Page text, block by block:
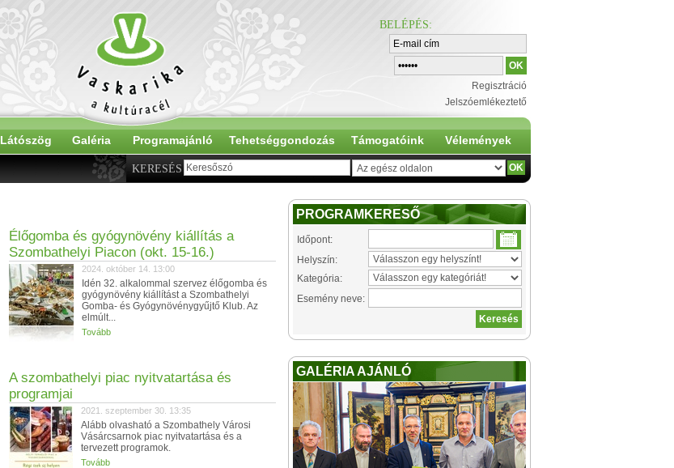
BELÉPÉS:
Regisztráció
Jelszóemlékeztető
Látószög Galéria Programajánló Tehetséggondozás Támogatóink Vélemények
KERESÉS
Élőgomba és gyógynövény kiállítás a
Szombathelyi Piacon (okt. 15-16.)
2024. október 14. 13:00
Idén 32. alkalommal szervez élőgomba és
gyógynövény kiállítást a Szombathelyi
Gomba- és Gyógynövénygyűjtő Klub. Az
elmúlt...
Tovább
A szombathelyi piac nyitvatartása és
programjai
2021. szeptember 30. 13:35
Alább olvasható a Szombathely Városi
Vásárcsarnok piac nyitvatartása és a
tervezett programok.
Tovább
PROGRAMKERESŐ
Időpont:
Helyszín:
Kategória:
Esemény neve:
GALÉRIA AJÁNLÓ